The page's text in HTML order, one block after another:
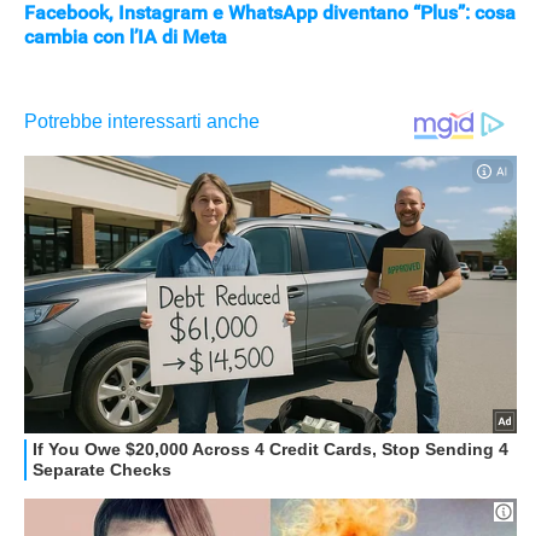
Facebook, Instagram e WhatsApp diventano “Plus”: cosa
cambia con l’IA di Meta